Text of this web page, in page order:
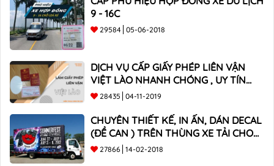
9 - 16C
29584 05-06-2018
DỊCH VỤ CẤP GIẤY PHÉP LIÊN VẬN
VIỆT LÀO NHANH CHÓNG , UY TÍN
TOÀN QUỐC
28435 04-11-2019
CHUYÊN THIẾT KẾ, IN ẤN, DÁN DECAL
(ĐỀ CAN ) TRÊN THÙNG XE TẢI CHO
CÔNG TY
27866 14-02-2018